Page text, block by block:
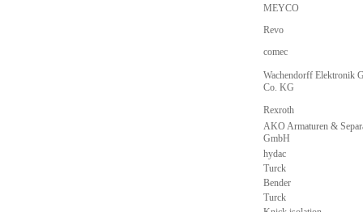
MEYCO
Revo
comec
Wachendorff Elektronik
Co. KG
Rexroth
AKO Armaturen &
GmbH
hydac
Turck
Bender
Turck